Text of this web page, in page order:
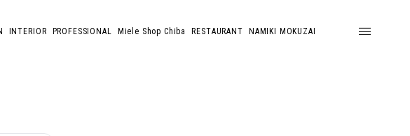
INTERIOR PROFESSIONAL Miele Shop Chiba RESTAURANT NAMIKI MOKUZAI